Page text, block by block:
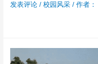
发表评论 /校园风采 / 作者：